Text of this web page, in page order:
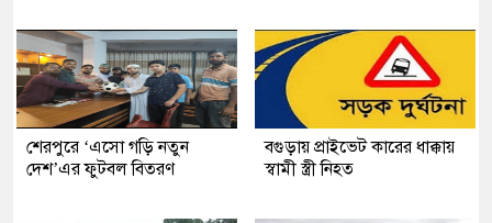
শেরপুরে ‘এসো গড়ি নতুন
দেশ’এর ফুটবল বিতরণ
বগুড়ায় প্রাইভেট কারের ধাক্কায়
স্বামী স্ত্রী নিহত